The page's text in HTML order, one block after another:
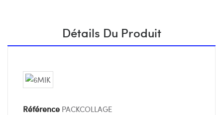
Détails Du Produit
Référence PACKCOLLAGE